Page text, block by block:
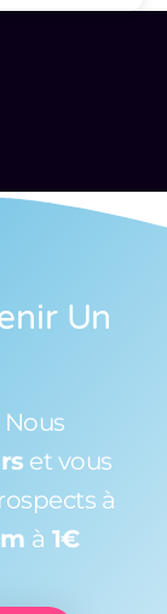
Un
Nous
et vous
à
à 1€